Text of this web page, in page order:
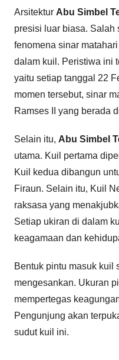
Arsitektur Abu Simbel
presisi luar biasa. Salah
fenomena sinar
dalam kuil. Peristiwa ini
yaitu setiap tanggal 22
momen tersebut, sinar
Ramses II yang berada
Selain itu, Abu Simbel
utama. Kuil pertama
Kuil kedua dibangun
Firaun. Selain itu, Kuil
raksasa yang
Setiap ukiran di dalam
keagamaan dan
Bentuk pintu masuk kuil
mengesankan. Ukuran
mempertegas
Pengunjung akan
sudut kuil ini.